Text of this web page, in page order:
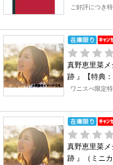
ご好評につき
真野恵里菜
跡 』【特典
ワニスぺ限定
真野恵里菜
跡 』（ミニ